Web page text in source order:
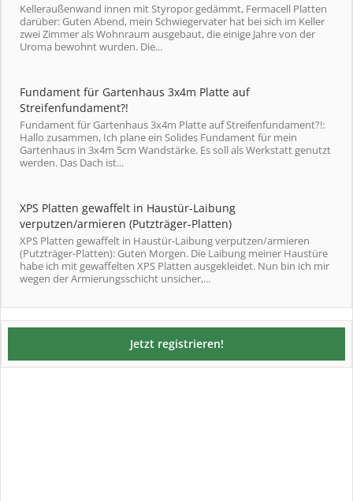
Kelleraußenwand innen mit Styropor gedämmt, Fermacell Platten
darüber: Guten Abend, mein Schwiegervater hat bei sich im Keller
zwei Zimmer als Wohnraum ausgebaut, die einige Jahre von der
Uroma bewohnt wurden. Die...
Fundament für Gartenhaus 3x4m Platte auf
Streifenfundament?!
Fundament für Gartenhaus 3x4m Platte auf Streifenfundament?!:
Hallo zusammen, Ich plane ein Solides Fundament für mein
Gartenhaus in 3x4m 5cm Wandstärke. Es soll als Werkstatt genutzt
werden. Das Dach ist...
XPS Platten gewaffelt in Haustür-Laibung
verputzen/armieren (Putzträger-Platten)
XPS Platten gewaffelt in Haustür-Laibung verputzen/armieren
(Putzträger-Platten): Guten Morgen. Die Laibung meiner Haustüre
habe ich mit gewaffelten XPS Platten ausgekleidet. Nun bin ich mir
wegen der Armierungsschicht unsicher,...
Jetzt registrieren!